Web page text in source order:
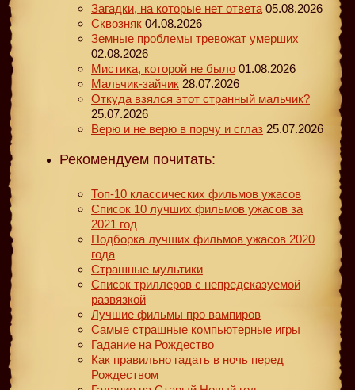
Загадки, на которые нет ответа 05.08.2026
Сквозняк 04.08.2026
Земные проблемы тревожат умерших
02.08.2026
Мистика, которой не было 01.08.2026
Мальчик-зайчик 28.07.2026
Откуда взялся этот странный мальчик?
25.07.2026
Верю и не верю в порчу и сглаз 25.07.2026
Рекомендуем почитать:
Топ-10 классических фильмов ужасов
Список 10 лучших фильмов ужасов за
2021 год
Подборка лучших фильмов ужасов 2020
года
Страшные мультики
Список триллеров с непредсказуемой
развязкой
Лучшие фильмы про вампиров
Самые страшные компьютерные игры
Гадание на Рождество
Как правильно гадать в ночь перед
Рождеством